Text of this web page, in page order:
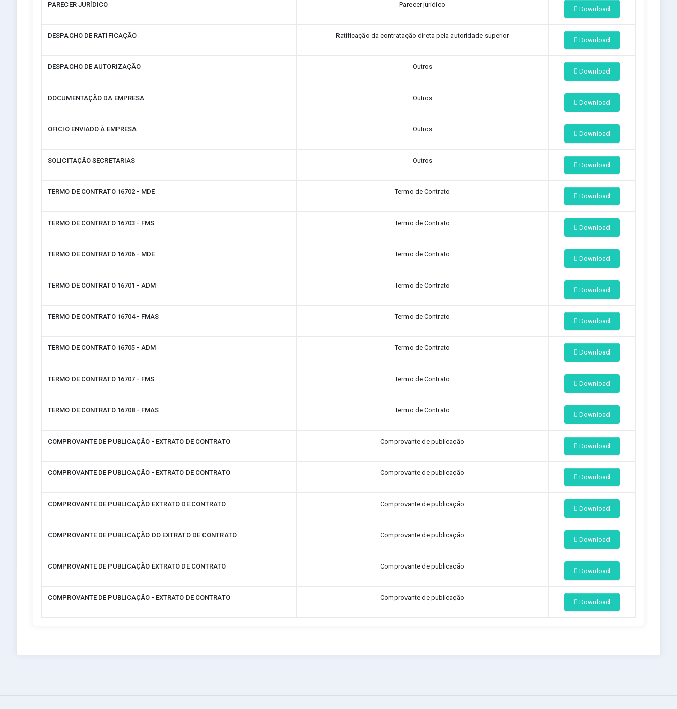
PARECER JURÍDICO Parecer jurídico
Download
DESPACHO DE RATIFICAÇÃO Ratificação da contratação direta pela autoridade superior
Download
DESPACHO DE AUTORIZAÇÃO Outros
Download
DOCUMENTAÇÃO DA EMPRESA Outros
Download
OFICIO ENVIADO À EMPRESA Outros
Download
SOLICITAÇÃO SECRETARIAS Outros
Download
TERMO DE CONTRATO 16702 - MDE Termo de Contrato
Download
TERMO DE CONTRATO 16703 - FMS Termo de Contrato
Download
TERMO DE CONTRATO 16706 - MDE Termo de Contrato
Download
TERMO DE CONTRATO 16701 - ADM Termo de Contrato
Download
TERMO DE CONTRATO 16704 - FMAS Termo de Contrato
Download
TERMO DE CONTRATO 16705 - ADM Termo de Contrato
Download
TERMO DE CONTRATO 16707 - FMS Termo de Contrato
Download
TERMO DE CONTRATO 16708 - FMAS Termo de Contrato
Download
COMPROVANTE DE PUBLICAÇÃO - EXTRATO DE CONTRATO Comprovante de publicação
Download
COMPROVANTE DE PUBLICAÇÃO - EXTRATO DE CONTRATO Comprovante de publicação
Download
COMPROVANTE DE PUBLICAÇÃO EXTRATO DE CONTRATO Comprovante de publicação
Download
COMPROVANTE DE PUBLICAÇÃO DO EXTRATO DE CONTRATO Comprovante de publicação
Download
COMPROVANTE DE PUBLICAÇÃO EXTRATO DE CONTRATO Comprovante de publicação
Download
COMPROVANTE DE PUBLICAÇÃO - EXTRATO DE CONTRATO Comprovante de publicação
Download